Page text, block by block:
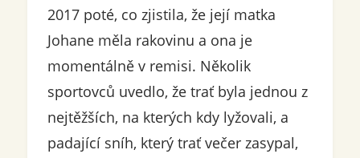
2017 poté, co zjistila, že její matka
Johane měla rakovinu a ona je
momentálně v remisi. Několik
sportovců uvedlo, že trať byla jednou z
nejtěžších, na kterých kdy lyžovali, a
padající sníh, který trať večer zasypal,